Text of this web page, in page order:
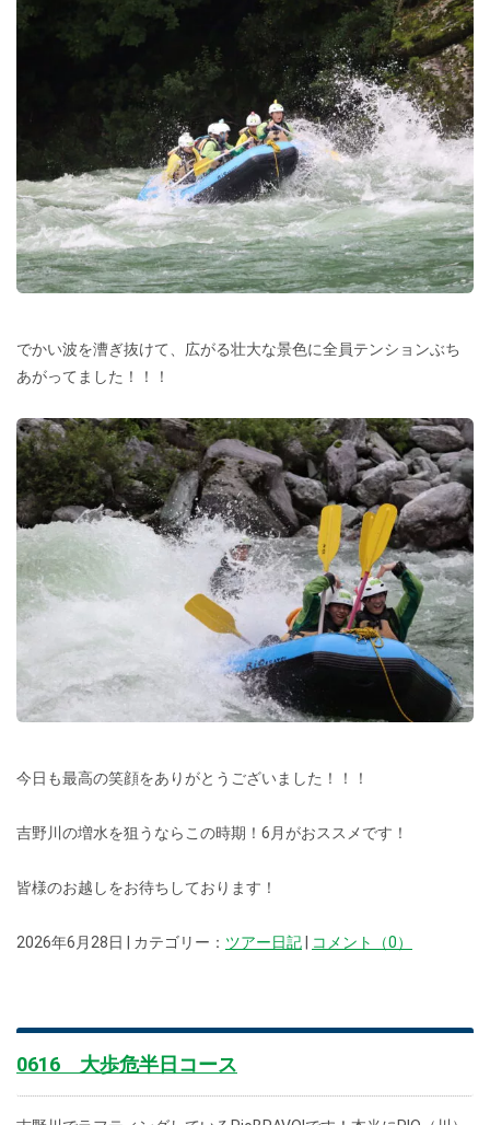
でかい波を漕ぎ抜けて、広がる壮大な景色に全員テンションぶち
あがってました！！！
今日も最高の笑顔をありがとうございました！！！
吉野川の増水を狙うならこの時期！6月がおススメです！
皆様のお越しをお待ちしております！
2026年6月28日 | カテゴリー： ツアー日記 コメント（0）
0616 大歩危半日コース